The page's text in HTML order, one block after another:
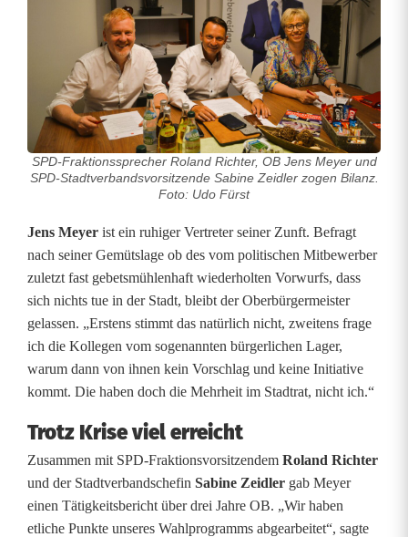
O
b
r
b
ü
r
g
r
m
e
SPD-Fraktionssprecher Roland Richter, OB Jens Meyer und
SPD-Stadtverbandsvorsitzende Sabine Zeidler zogen Bilanz.
Foto: Udo Fürst
Jens Meyer ist ein ruhiger Vertreter seiner Zunft. Befragt
nach seiner Gemütslage ob des vom politischen Mitbewerber
zuletzt fast gebetsmühlenhaft wiederholten Vorwurfs, dass
sich nichts tue in der Stadt, bleibt der Oberbürgermeister
gelassen. „Erstens stimmt das natürlich nicht, zweitens frage
ich die Kollegen vom sogenannten bürgerlichen Lager,
warum dann von ihnen kein Vorschlag und keine Initiative
kommt. Die haben doch die Mehrheit im Stadtrat, nicht ich.“
Trotz Krise viel erreicht
Zusammen mit SPD-Fraktionsvorsitzendem Roland Richter
und der Stadtverbandschefin Sabine Zeidler gab Meyer
einen Tätigkeitsbericht über drei Jahre OB. „Wir haben
etliche Punkte unseres Wahlprogramms abgearbeitet“, sagte